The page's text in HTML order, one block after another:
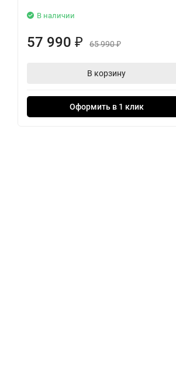
В наличии
57 990 ₽ 65 990₽
В корзину
Оформить в 1 клик